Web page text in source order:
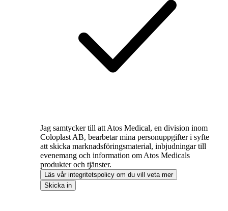
Jag samtycker till att Atos Medical, en division inom
Coloplast AB, bearbetar mina personuppgifter i syfte
att skicka marknadsföringsmaterial, inbjudningar till
evenemang och information om Atos Medicals
produkter och tjänster.
Läs vår integritetspolicy om du vill veta mer
Skicka in